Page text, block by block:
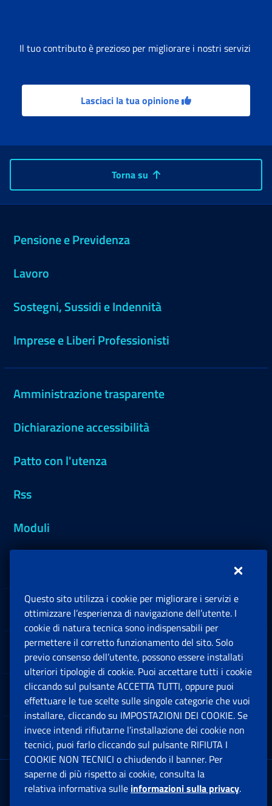
Il tuo contributo è prezioso per migliorare i nostri servizi
Lasciaci la tua opinione
Torna su
Pensione e Previdenza
Lavoro
Sostegni, Sussidi e Indennità
Imprese e Liberi Professionisti
Amministrazione trasparente
Dichiarazione accessibilità
Patto con l'utenza
Rss
Moduli
Sedi e Contatti
Software
Note Legali
App mobile
Sede Legale : Via Ciro il Grande, 21
00144 Roma
Questo sito utilizza i cookie per migliorare i servizi e
ottimizzare l’esperienza di navigazione dell’utente. I
cookie di natura tecnica sono indispensabili per
permettere il corretto funzionamento del sito. Solo
previo consenso dell’utente, possono essere installati
ulteriori tipologie di cookie. Puoi accettare tutti i cookie
cliccando sul pulsante ACCETTA TUTTI, oppure puoi
effettuare le tue scelte sulle singole categorie che vuoi
installare, cliccando su IMPOSTAZIONI DEI COOKIE. Se
invece intendi rifiutarne l’installazione dei cookie non
tecnici, puoi farlo cliccando sul pulsante RIFIUTA I
COOKIE NON TECNICI o chiudendo il banner. Per
saperne di più rispetto ai cookie, consulta la
relativa informativa sulle informazioni sulla privacy.